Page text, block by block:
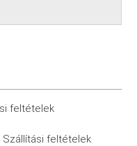
feltételek
Szállítási feltételek